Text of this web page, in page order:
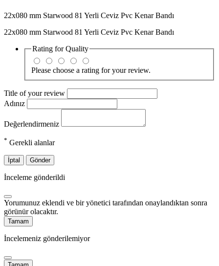
22x080 mm Starwood 81 Yerli Ceviz Pvc Kenar Bandı
22x080 mm Starwood 81 Yerli Ceviz Pvc Kenar Bandı
Rating forQuality
Please choose a rating for your review.
Title of your review
Adınız
Değerlendirmeniz
* Gerekli alanlar
İptal Gönder
İnceleme gönderildi
Yorumunuz eklendi ve bir yönetici tarafından onaylandıktan sonra
görünür olacaktır.
Tamam
İncelemeniz gönderilemiyor